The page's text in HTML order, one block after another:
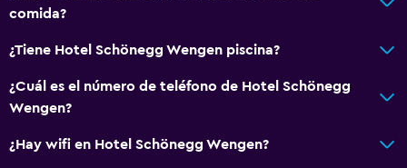
comida?
¿Tiene Hotel Schönegg Wengen piscina?
¿Cuál es el número de teléfono de Hotel Schönegg
Wengen?
¿Hay wifi en Hotel Schönegg Wengen?